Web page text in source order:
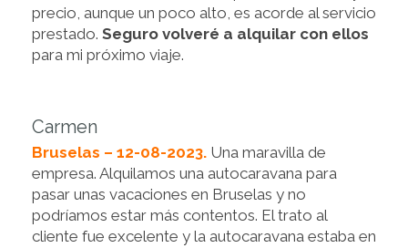
precio, aunque un poco alto, es acorde al servicio
prestado. Seguro volveré a alquilar con ellos
para mi próximo viaje.
Carmen
Bruselas – 12-08-2023. Una maravilla de
empresa. Alquilamos una autocaravana para
pasar unas vacaciones en Bruselas y no
podríamos estar más contentos. El trato al
cliente fue excelente y la autocaravana estaba en